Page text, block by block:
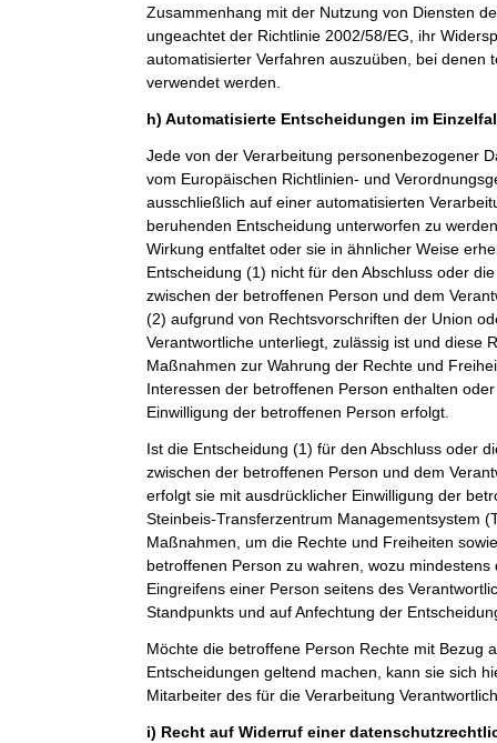
Zusammenhang mit der Nutzung von Diensten
ungeachtet der Richtlinie 2002/58/EG, ihr
automatisierter Verfahren auszuüben, bei denen
verwendet werden.
h) Automatisierte Entscheidungen im
Jede von der Verarbeitung personenbezogener
vom Europäischen Richtlinien- und
ausschließlich auf einer automatisierten
beruhenden Entscheidung unterworfen zu
Wirkung entfaltet oder sie in ähnlicher Weise
Entscheidung (1) nicht für den Abschluss oder
zwischen der betroffenen Person und dem
(2) aufgrund von Rechtsvorschriften der Union
Verantwortliche unterliegt, zulässig ist und diese
Maßnahmen zur Wahrung der Rechte und
Interessen der betroffenen Person enthalten
Einwilligung der betroffenen Person erfolgt.
Ist die Entscheidung (1) für den Abschluss oder
zwischen der betroffenen Person und dem
erfolgt sie mit ausdrücklicher Einwilligung der
Steinbeis-Transferzentrum Managementsystem
Maßnahmen, um die Rechte und Freiheiten
betroffenen Person zu wahren, wozu
Eingreifens einer Person seitens des
Standpunkts und auf Anfechtung der
Möchte die betroffene Person Rechte mit Bezug
Entscheidungen geltend machen, kann sie sich
Mitarbeiter des für die Verarbeitung
i) Recht auf Widerruf einer